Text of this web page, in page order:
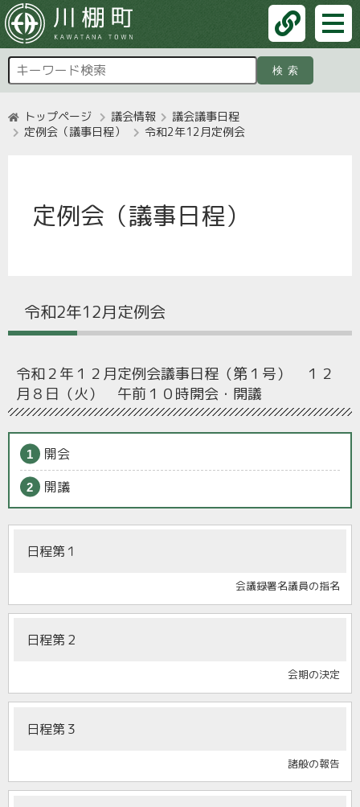
検索
トップページ 議会情報
議会議事日程
定例会（議事日程）
令和2年12月定例会
定例会（議事日程）
令和2年12月定例会
令和２年１２月定例会議事日程（第１号） １２
月８日（火） 午前１０時開会・開議
開会
開議
日程第１
会議録署名議員の指名
日程第２
会期の決定
日程第３
諸般の報告